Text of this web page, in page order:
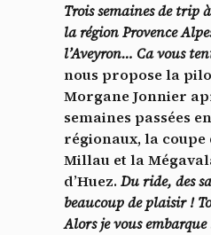
Trois semaines de trip
la région Provence
l’Aveyron… Ca vous
nous propose la
Morgane Jonnier
semaines passées
régionaux, la coupe
Millau et la
d’Huez.Du ride, des
beaucoup de plaisir !
Alors je vous embarque